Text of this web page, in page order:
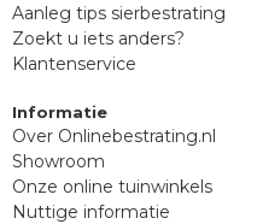
Aanleg tips sierbestrating
Zoekt u iets anders?
Klantenservice
Informatie
Over Onlinebestrating.nl
Showroom
Onze online tuinwinkels
Nuttige informatie